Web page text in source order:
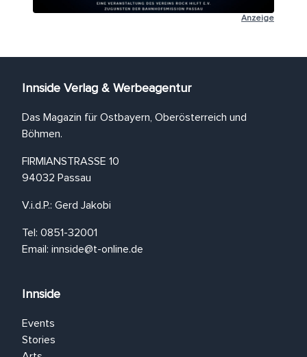
Anzeige
Innside Verlag & Werbeagentur
Das Magazin für Ostbayern, Oberösterreich und
Böhmen.
FIRMIANSTRASSE 10
94032 Passau
V.i.d.P.: Gerd Jakobi
Tel: 0851-32001
Email: innside@t-online.de
Innside
Events
Stories